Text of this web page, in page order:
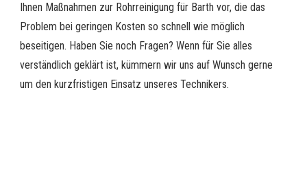
Ihnen Maßnahmen zur Rohrreinigung für Barth vor, die das
Problem bei geringen Kosten so schnell wie möglich
beseitigen. Haben Sie noch Fragen? Wenn für Sie alles
verständlich geklärt ist, kümmern wir uns auf Wunsch gerne
um den kurzfristigen Einsatz unseres Technikers.